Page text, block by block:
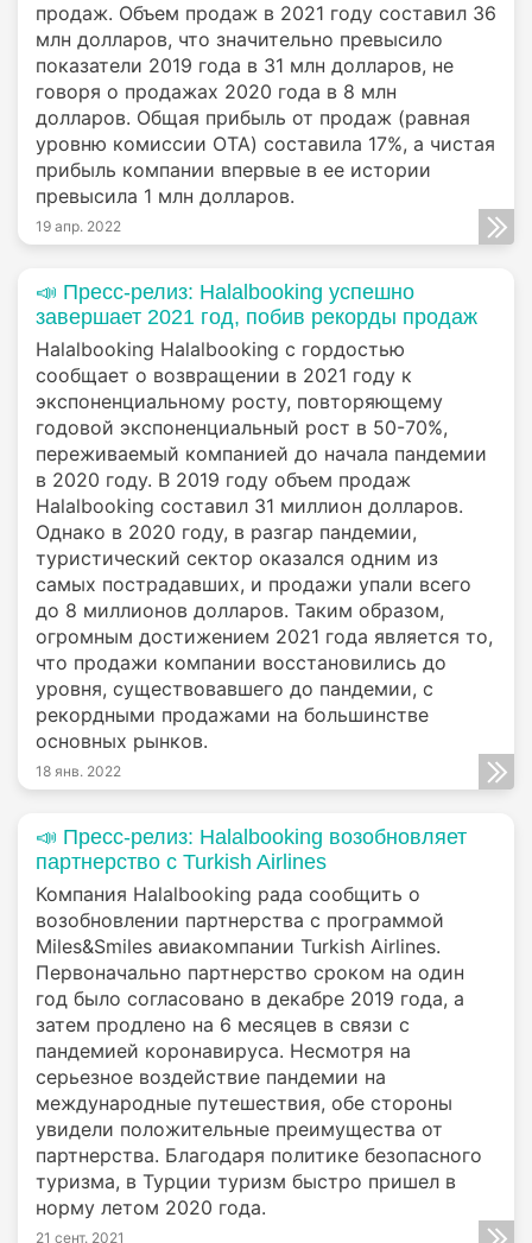
продаж. Объем продаж в 2021 году составил 36
млн долларов, что значительно превысило
показатели 2019 года в 31 млн долларов, не
говоря о продажах 2020 года в 8 млн
долларов. Общая прибыль от продаж (равная
уровню комиссии OTA) составила 17%, а чистая
прибыль компании впервые в ее истории
превысила 1 млн долларов.
19 апр. 2022
📣 Пресс-релиз: Halalbooking успешно
завершает 2021 год, побив рекорды продаж
Halalbooking Halalbooking с гордостью
сообщает о возвращении в 2021 году к
экспоненциальному росту, повторяющему
годовой экспоненциальный рост в 50-70%,
переживаемый компанией до начала пандемии
в 2020 году. В 2019 году объем продаж
Halalbooking составил 31 миллион долларов.
Однако в 2020 году, в разгар пандемии,
туристический сектор оказался одним из
самых пострадавших, и продажи упали всего
до 8 миллионов долларов. Таким образом,
огромным достижением 2021 года является то,
что продажи компании восстановились до
уровня, существовавшего до пандемии, с
рекордными продажами на большинстве
основных рынков.
18 янв. 2022
📣 Пресс-релиз: Halalbooking возобновляет
партнерство с Turkish Airlines
Компания Halalbooking рада сообщить о
возобновлении партнерства с программой
Miles&Smiles авиакомпании Turkish Airlines.
Первоначально партнерство сроком на один
год было согласовано в декабре 2019 года, а
затем продлено на 6 месяцев в связи с
пандемией коронавируса. Несмотря на
серьезное воздействие пандемии на
международные путешествия, обе стороны
увидели положительные преимущества от
партнерства. Благодаря политике безопасного
туризма, в Турции туризм быстро пришел в
норму летом 2020 года.
21 сент. 2021